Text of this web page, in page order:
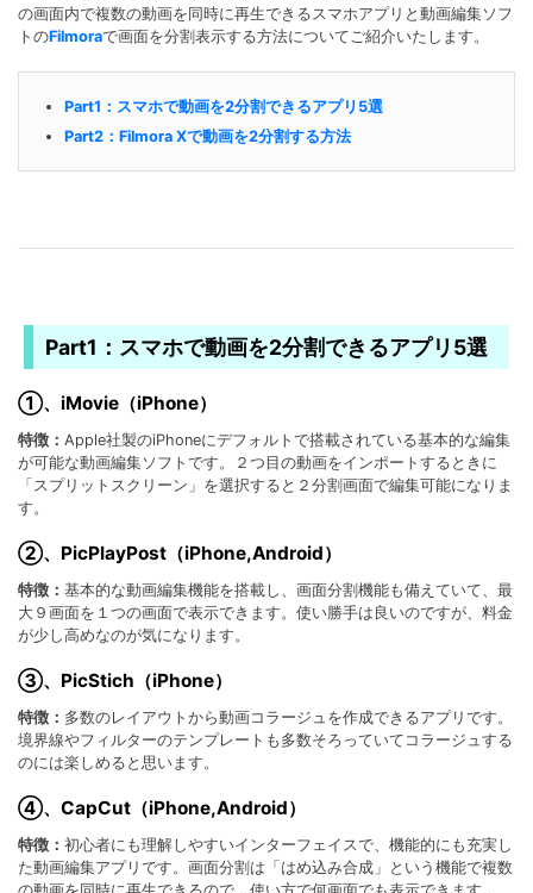
の画面内で複数の動画を同時に再生できるスマホアプリと動画編集ソフ
トのFilmoraで画面を分割表示する方法についてご紹介いたします。
Part1：スマホで動画を2分割できるアプリ5選
Part2：Filmora Xで動画を2分割する方法
Part1：スマホで動画を2分割できるアプリ5選
①、iMovie（iPhone）
特徴： Apple社製のiPhoneにデフォルトで搭載されている基本的な編集
が可能な動画編集ソフトです。２つ目の動画をインポートするときに
「スプリットスクリーン」を選択すると２分割画面で編集可能になりま
す。
②、PicPlayPost（iPhone,Android）
特徴： 基本的な動画編集機能を搭載し、画面分割機能も備えていて、最
大９画面を１つの画面で表示できます。使い勝手は良いのですが、料金
が少し高めなのが気になります。
③、PicStich（iPhone）
特徴： 多数のレイアウトから動画コラージュを作成できるアプリです。
境界線やフィルターのテンプレートも多数そろっていてコラージュする
のには楽しめると思います。
④、CapCut（iPhone,Android）
特徴： 初心者にも理解しやすいインターフェイスで、機能的にも充実し
た動画編集アプリです。画面分割は「はめ込み合成」という機能で複数